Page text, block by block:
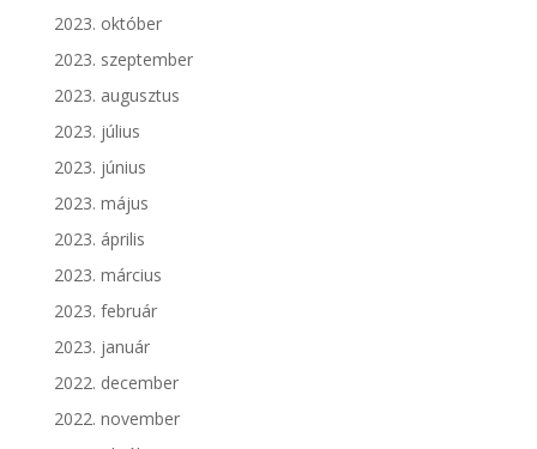
2023. október
2023. szeptember
2023. augusztus
2023. július
2023. június
2023. május
2023. április
2023. március
2023. február
2023. január
2022. december
2022. november